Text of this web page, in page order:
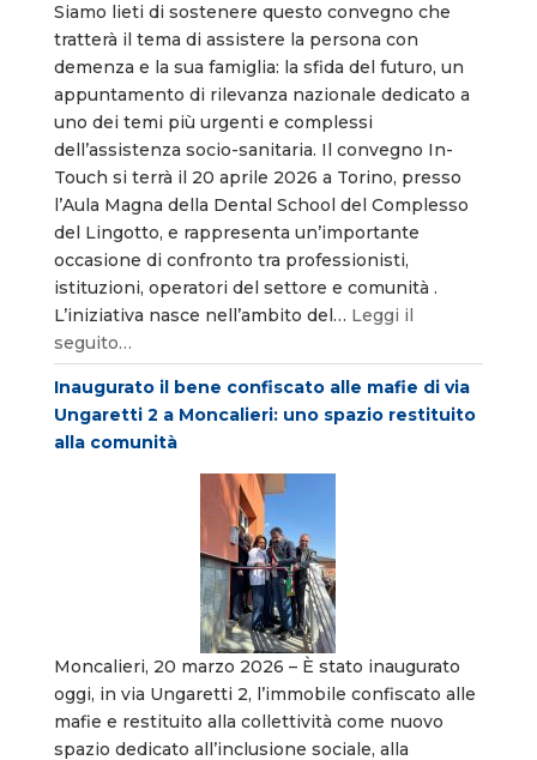
Siamo lieti di sostenere questo convegno che
tratterà il tema di assistere la persona con
demenza e la sua famiglia: la sfida del futuro, un
appuntamento di rilevanza nazionale dedicato a
uno dei temi più urgenti e complessi
dell’assistenza socio-sanitaria. Il convegno In-
Touch si terrà il 20 aprile 2026 a Torino, presso
l’Aula Magna della Dental School del Complesso
del Lingotto, e rappresenta un’importante
occasione di confronto tra professionisti,
istituzioni, operatori del settore e comunità .
L’iniziativa nasce nell’ambito del… Leggi il
seguito…
Inaugurato il bene confiscato alle mafie di via
Ungaretti 2 a Moncalieri: uno spazio restituito
alla comunità
Moncalieri, 20 marzo 2026 – È stato inaugurato
oggi, in via Ungaretti 2, l’immobile confiscato alle
mafie e restituito alla collettività come nuovo
spazio dedicato all’inclusione sociale, alla